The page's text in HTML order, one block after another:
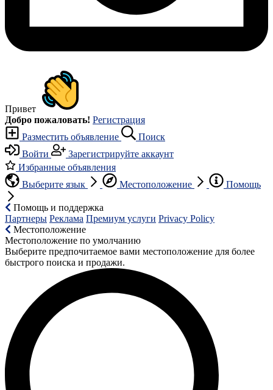
Привет
Добро пожаловать! Регистрация
Разместить объявление
Поиск
Войти
Зарегистрируйте аккаунт
Избранные объявления
Выберите язык
Местоположение Помощь
Помощь и поддержка
Партнеры Реклама Премиум услуги Privacy Policy
Местоположение
Местоположение по умолчанию
Выберите предпочитаемое вами местоположение для более
быстрого поиска и продажи.